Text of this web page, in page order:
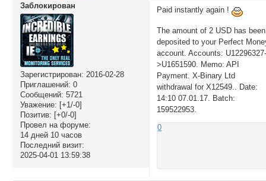
Заблокирован
Зарегистрирован: 2016-02-28
Приглашений: 0
Сообщений: 5721
Уважение: [+1/-0]
Позитив: [+0/-0]
Провел на форуме:
14 дней 10 часов
Последний визит:
2025-04-01 13:59:38
Paid instantly again !
The amount of 2 USD has been
deposited to your Perfect
account. Accounts:
>U1651590. Memo: API
Payment. X-Binary Ltd
withdrawal for X12549.. Date:
14:10 07.01.17. Batch:
159522953.
0